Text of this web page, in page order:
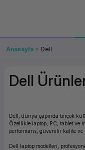
Çözümleri
Ürünler
Anasayfa Dell
Dell
Dell, dünya çapında birçok
Özellikle laptop, PC, tablet ve
performans, güvenilir kalite
Dell laptop modelleri,